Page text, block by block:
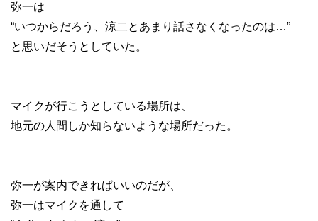
弥一は
“いつからだろう、涼二とあまり話さなくなったのは…”
と思いだそうとしていた。
マイクが行こうとしている場所は、
地元の人間しか知らないような場所だった。
弥一が案内できればいいのだが、
弥一はマイクを通して